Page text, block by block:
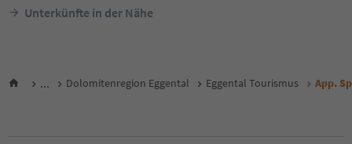
Unterkünfte in der Nähe
... Dolomitenregion Eggental Eggental Tourismus App.